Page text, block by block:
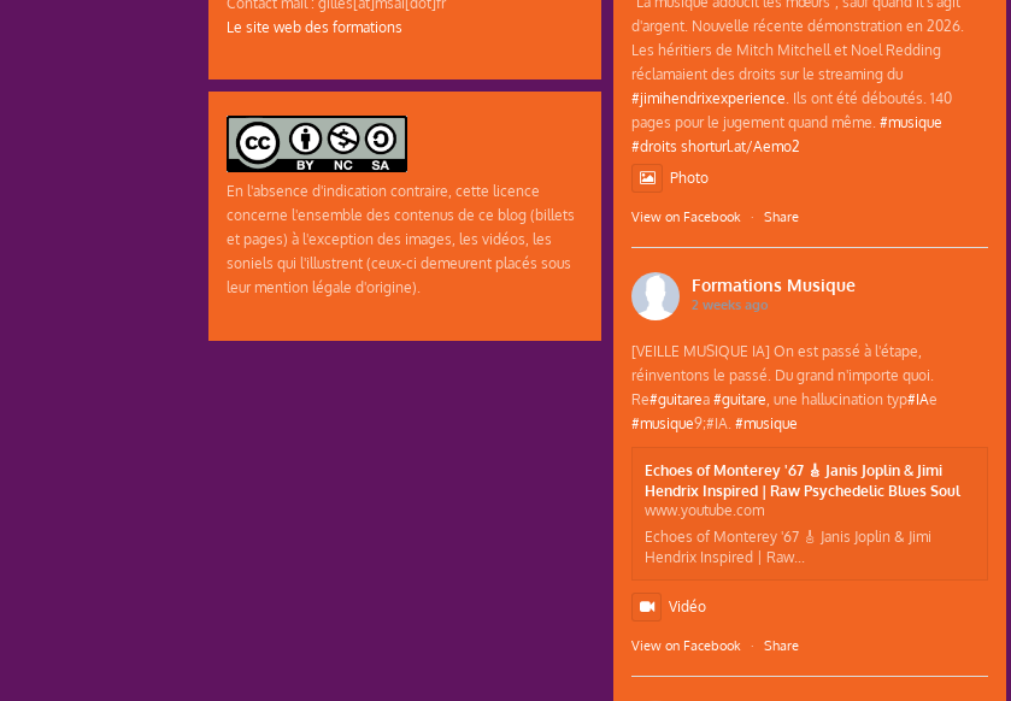
Le site web des formations
En l'absence d'indication contraire, cette licence
concerne l'ensemble des contenus de ce blog (billets
et pages) à l'exception des images, les vidéos, les
soniels qui l'illustrent (ceux-ci demeurent placés sous
leur mention légale d'origine).
d'argent. Nouvelle récente démonstration en 2026.
Les héritiers de Mitch Mitchell et Noel Redding
réclamaient des droits sur le streaming du
#jimihendrixexperience . Ils ont été déboutés. 140
pages pour le jugement quand même. #musique
#droits shorturl.at/Aemo2
Photo
View on Facebook · Share
Formations Musique
2 weeks ago
[VEILLE MUSIQUE IA] On est passé à l'étape,
réinventons le passé. Du grand n'importe quoi.
Re#guitarea#guitare , une hallucination typ#IAe
#musique9;#IA. #musique
Echoes of Monterey '67 🎸 Janis Joplin & Jimi
Hendrix Inspired | Raw Psychedelic Blues Soul
www.youtube.com
Echoes of Monterey '67 🎸 Janis Joplin & Jimi
Hendrix Inspired | Raw...
Vidéo
View on Facebook · Share